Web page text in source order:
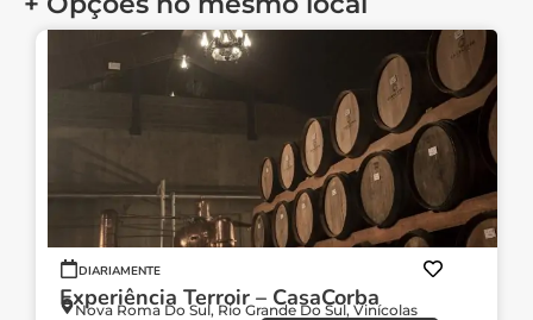
DIARIAMENTE
Experiência Terroir – CasaCorba
Nova Roma Do Sul,Rio Grande Do Sul,Vinícolas